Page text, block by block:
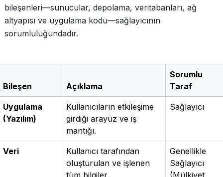
bileşenleri—sunucular, depolama, veritabanları, ağ
altyapısı ve uygulama kodu—sağlayıcının
sorumluluğundadır.
Bileşen Açıklama
Sorumlu
Taraf
Uygulama
(Yazılım)
Kullanıcıların etkileşime
girdiği arayüz ve iş
mantığı.
Sağlayıcı
Veri
Kullanıcı tarafından
oluşturulan ve işlenen
tüm bilgiler.
Genellikle
Sağlayıcı
(Mülkiyet